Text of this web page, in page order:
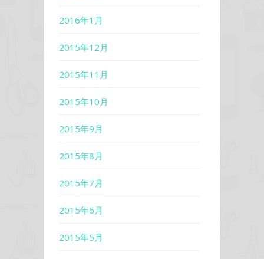
2016年1月
2015年12月
2015年11月
2015年10月
2015年9月
2015年8月
2015年7月
2015年6月
2015年5月